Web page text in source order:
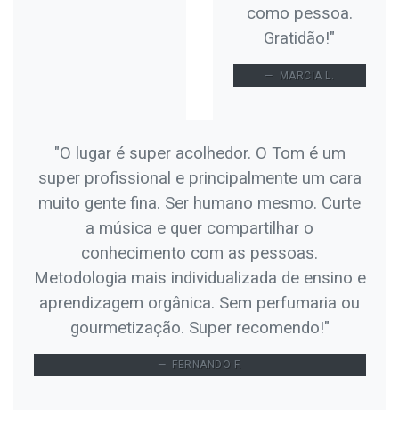
como pessoa.
Gratidão!"
MARCIA L.
"O lugar é super acolhedor. O Tom é um
super profissional e principalmente um cara
muito gente fina. Ser humano mesmo. Curte
a música e quer compartilhar o
conhecimento com as pessoas.
Metodologia mais individualizada de ensino e
aprendizagem orgânica. Sem perfumaria ou
gourmetização. Super recomendo!"
FERNANDO F.